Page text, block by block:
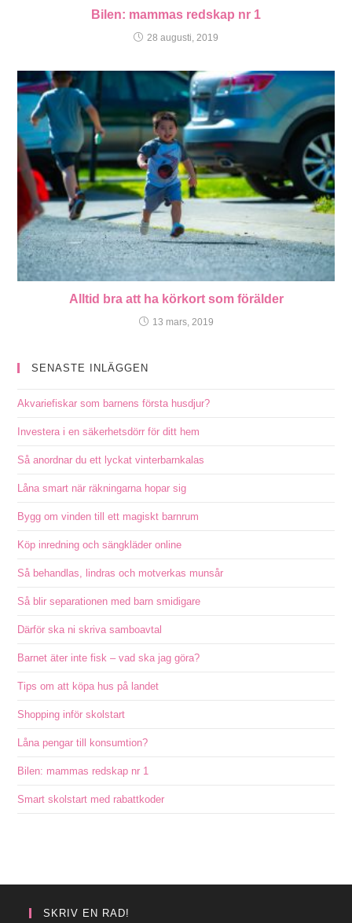
Bilen: mammas redskap nr 1
28 augusti, 2019
Alltid bra att ha körkort som förälder
13 mars, 2019
SENASTE INLÄGGEN
Akvariefiskar som barnens första husdjur?
Investera i en säkerhetsdörr för ditt hem
Så anordnar du ett lyckat vinterbarnkalas
Låna smart när räkningarna hopar sig
Bygg om vinden till ett magiskt barnrum
Köp inredning och sängkläder online
Så behandlas, lindras och motverkas munsår
Så blir separationen med barn smidigare
Därför ska ni skriva samboavtal
Barnet äter inte fisk – vad ska jag göra?
Tips om att köpa hus på landet
Shopping inför skolstart
Låna pengar till konsumtion?
Bilen: mammas redskap nr 1
Smart skolstart med rabattkoder
SKRIV EN RAD!